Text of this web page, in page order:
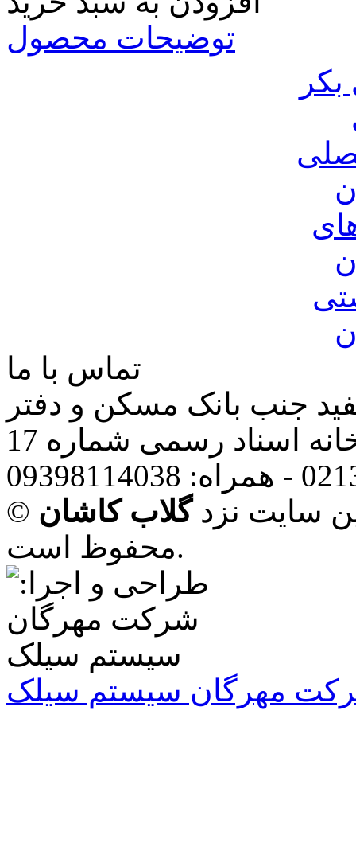
توضیحات محصول
تماس با ما
جنب بانک مسکن و دفتر
اسناد رسمی شماره 17
سایت نزدگلاب کاشان
محفوظ است.
مهرگان سیستم سیلک